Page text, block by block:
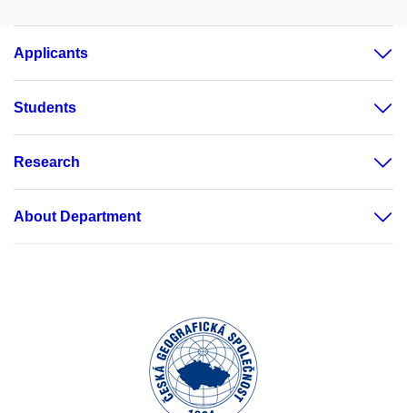
Applicants
Students
Research
About Department